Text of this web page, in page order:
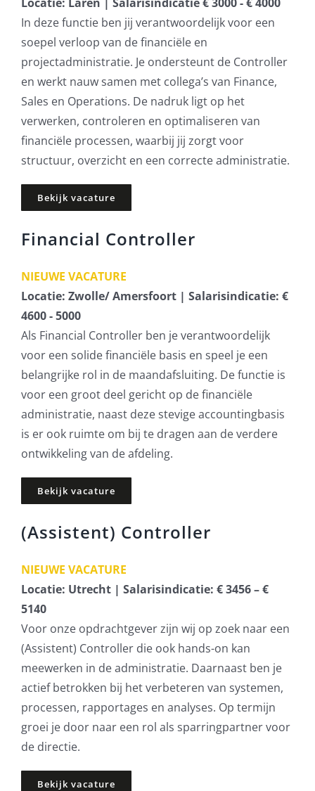
In deze functie ben jij verantwoordelijk voor een
soepel verloop van de financiële en
projectadministratie. Je ondersteunt de Controller
en werkt nauw samen met collega’s van Finance,
Sales en Operations. De nadruk ligt op het
verwerken, controleren en optimaliseren van
financiële processen, waarbij jij zorgt voor
structuur, overzicht en een correcte administratie.
Bekijk vacature
Financial Controller
NIEUWE VACATURE
Locatie: Zwolle/ Amersfoort | Salarisindicatie: €
4600 - 5000
Als Financial Controller ben je verantwoordelijk
voor een solide financiële basis en speel je een
belangrijke rol in de maandafsluiting. De functie is
voor een groot deel gericht op de financiële
administratie, naast deze stevige accountingbasis
is er ook ruimte om bij te dragen aan de verdere
ontwikkeling van de afdeling.
Bekijk vacature
(Assistent) Controller
NIEUWE VACATURE
Locatie: Utrecht | Salarisindicatie: € 3456 – €
5140
Voor onze opdrachtgever zijn wij op zoek naar een
(Assistent) Controller die ook hands-on kan
meewerken in de administratie. Daarnaast ben je
actief betrokken bij het verbeteren van systemen,
processen, rapportages en analyses. Op termijn
groei je door naar een rol als sparringpartner voor
de directie.
Bekijk vacature